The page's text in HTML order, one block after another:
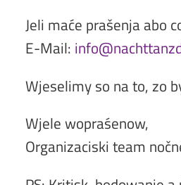
Jeli maće prašenja abo
E-Mail:
Wjeselimy so na to, zo
Wjele wopraśenow,
Organizaciski team